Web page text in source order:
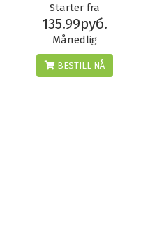
Starter fra
135.99руб.
Månedlig
BESTILL NÅ